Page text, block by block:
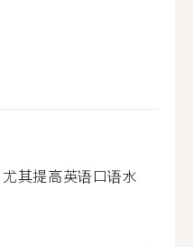
其提高英语口语水